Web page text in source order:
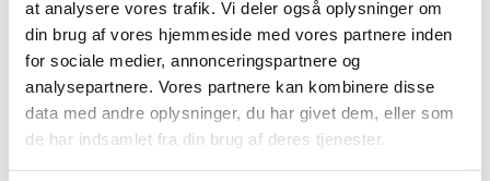
at analysere vores trafik. Vi deler også oplysninger om
din brug af vores hjemmeside med vores partnere inden
for sociale medier, annonceringspartnere og
analysepartnere. Vores partnere kan kombinere disse
data med andre oplysninger, du har givet dem, eller som
de har indsamlet fra din brug af deres tjenester.
Email*